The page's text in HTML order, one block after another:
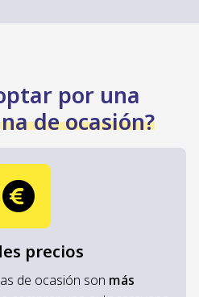
por una
de ocasión?
precios
de ocasión son más